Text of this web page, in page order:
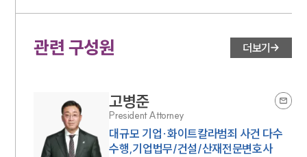
관련 구성원 더보기
고병준
President Attorney
대규모 기업·화이트칼라범죄 사건 다수
수행,기업법무/건설/산재전문변호사